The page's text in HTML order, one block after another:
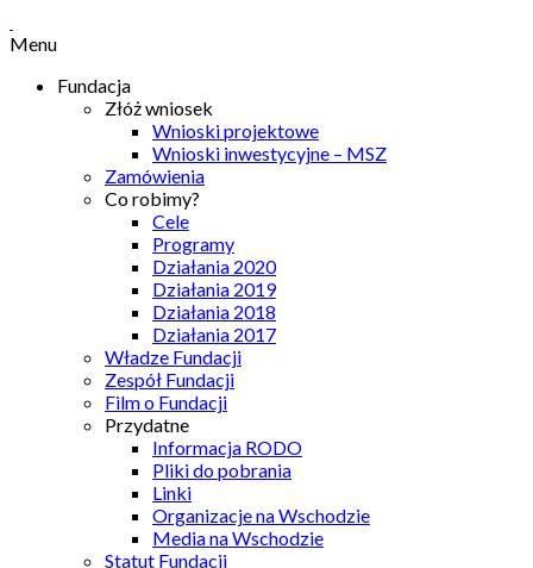
Menu
Fundacja
Złóż wniosek
Wnioski projektowe
Wnioski inwestycyjne – MSZ
Zamówienia
Co robimy?
Cele
Programy
Działania 2020
Działania 2019
Działania 2018
Działania 2017
Władze Fundacji
Zespół Fundacji
Film o Fundacji
Przydatne
Informacja RODO
Pliki do pobrania
Linki
Organizacje na Wschodzie
Media na Wschodzie
Statut Fundacji